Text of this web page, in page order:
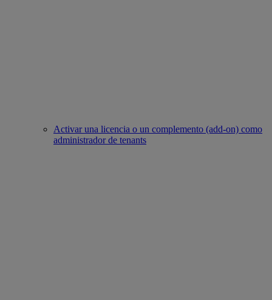
Activar una licencia o un complemento (add-on) como
administrador de tenants